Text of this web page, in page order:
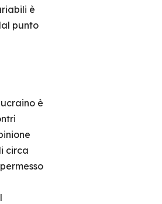
è
punto
è
circa